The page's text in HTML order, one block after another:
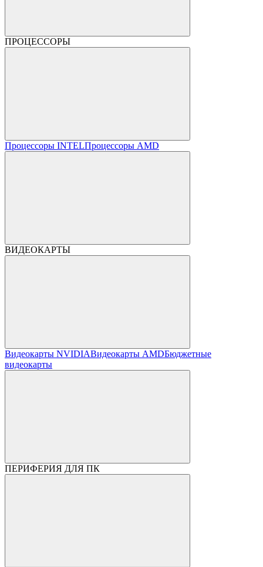
ПРОЦЕССОРЫ
Процессоры INTELПроцессоры AMD
ВИДЕОКАРТЫ
Видеокарты NVIDIAВидеокарты AMDБюджетные
видеокарты
ПЕРИФЕРИЯ ДЛЯ ПК